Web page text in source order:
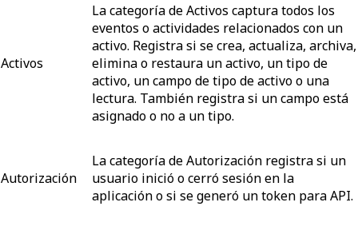
Activos
La categoría de Activos captura todos los
eventos o actividades relacionados con un
activo. Registra si se crea, actualiza, archiva,
elimina o restaura un activo, un tipo de
activo, un campo de tipo de activo o una
lectura. También registra si un campo está
asignado o no a un tipo.
Autorización
La categoría de Autorización registra si un
usuario inició o cerró sesión en la
aplicación o si se generó un token para API.